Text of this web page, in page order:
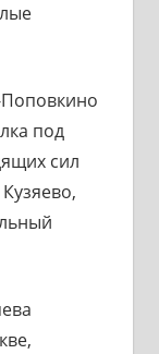
под
сил